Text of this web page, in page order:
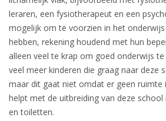
leraren, een fysiotherapeut en een
mogelijk om te voorzien in het
hebben, rekening houdend met hun
alleen veel te krap om goed onderwijs
veel meer kinderen die graag naar deze
maar dit gaat niet omdat er geen ruimte
helpt met de uitbreiding van deze
en toiletten.